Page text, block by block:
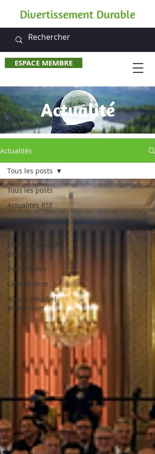
Divertissement Durable
ESPACE MEMBRE
Actualité
Actualités
Tous les posts
Actualités RSE
On parle de
nous
Communiqué de
presse
Événements
Labellisation
#Loisirs #Label
#DefiPlanet
Tous les posts